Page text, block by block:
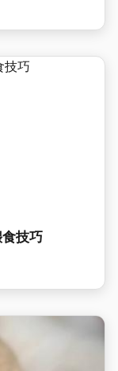
技巧